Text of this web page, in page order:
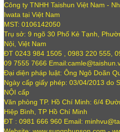
Công ty TNHH Taishun Việt Nam -
Iwata tại Việt Nam
MST: 0106142050
Trụ sở: 9 ngõ 30 Phố Kẻ Tạnh,
Nội, Việt Nam
ĐT 0243 984 1505 , 0983 220 555,
09 7555 7666
Đại diện pháp luật: Ông Ngô Doãn
Ngày cấp giấy phép: 03/04/2013 do
NỘI cấp
Văn phòng TP. Hồ Chí Minh: 6/4
Hiệp Bình, TP Hồ Chí Minh
ĐT : 0981 666 960 Email: